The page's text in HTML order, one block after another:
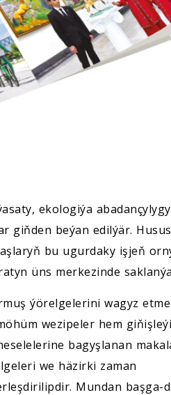
ekologiýa
giňden beýan edilýär.
bu ugurdaky işjeň
üns merkezinde
ýörelgelerini wagyz
wezipeler hem
bagyşlanan
we häzirki zaman
Mundan başga-